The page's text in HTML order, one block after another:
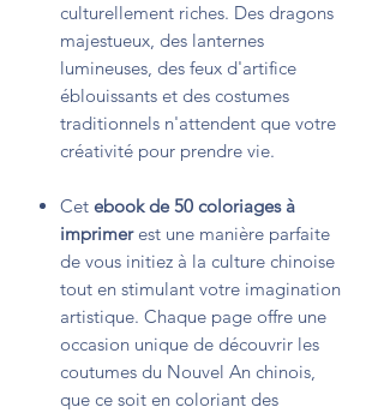
culturellement riches. Des dragons
majestueux, des lanternes
lumineuses, des feux d'artifice
éblouissants et des costumes
traditionnels n'attendent que votre
créativité pour prendre vie.
Cet ebook de 50 coloriages à
imprimerest une manière parfaite
de vous initiez à la culture chinoise
tout en stimulant votre imagination
artistique. Chaque page offre une
occasion unique de découvrir les
coutumes du Nouvel An chinois,
que ce soit en coloriant des